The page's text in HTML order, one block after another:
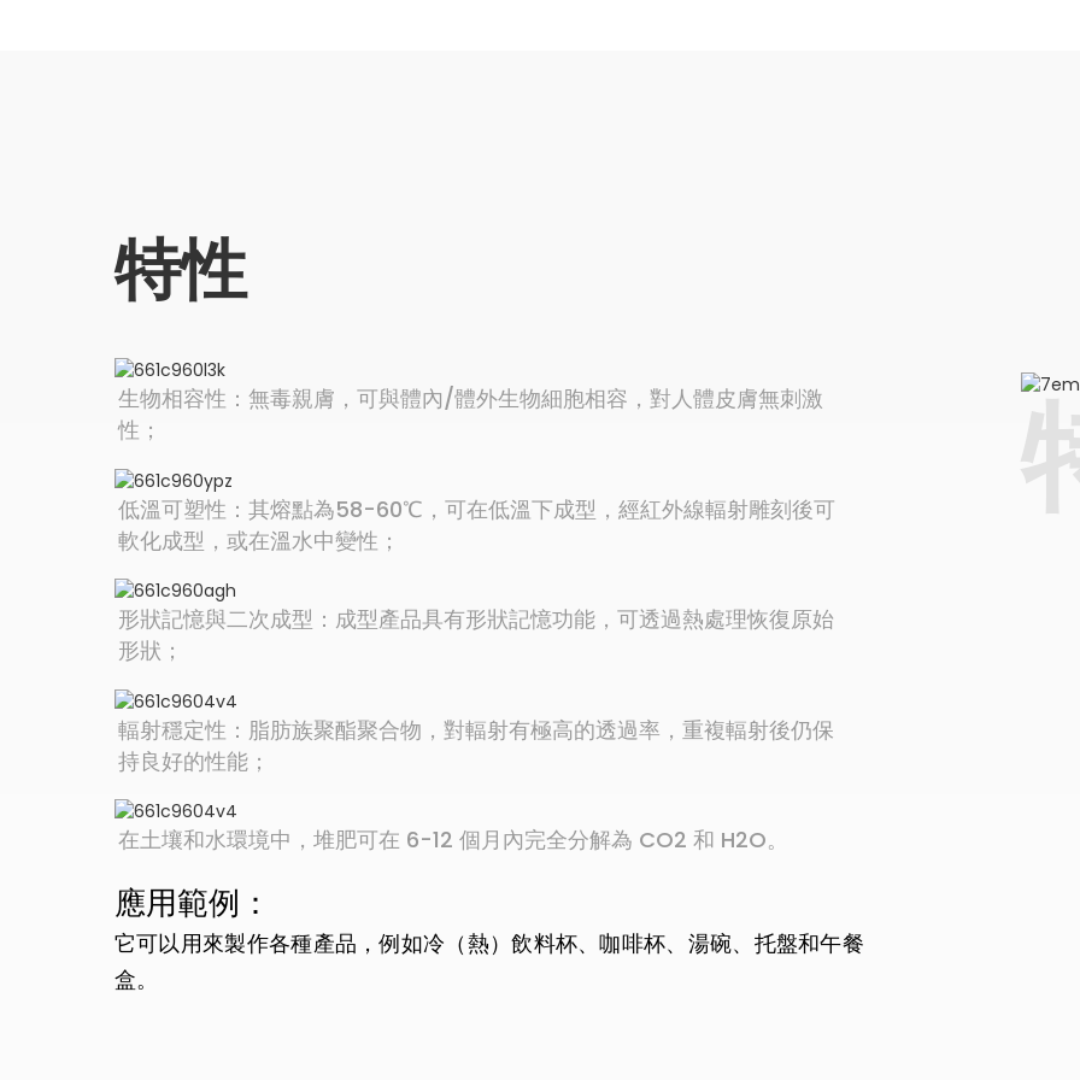
特性
生物相容性：無毒親膚，可與體內/體外生物細胞相容，對人體皮膚無刺激
性；
低溫可塑性：其熔點為58-60℃，可在低溫下成型，經紅外線輻射雕刻後可
軟化成型，或在溫水中變性；
形狀記憶與二次成型：成型產品具有形狀記憶功能，可透過熱處理恢復原始
形狀；
輻射穩定性：脂肪族聚酯聚合物，對輻射有極高的透過率，重複輻射後仍保
持良好的性能；
在土壤和水環境中，堆肥可在 6-12 個月內完全分解為 CO2 和 H2O。
應用範例：
它可以用來製作各種產品，例如冷（熱）飲料杯、咖啡杯、湯碗、托盤和午餐
盒。